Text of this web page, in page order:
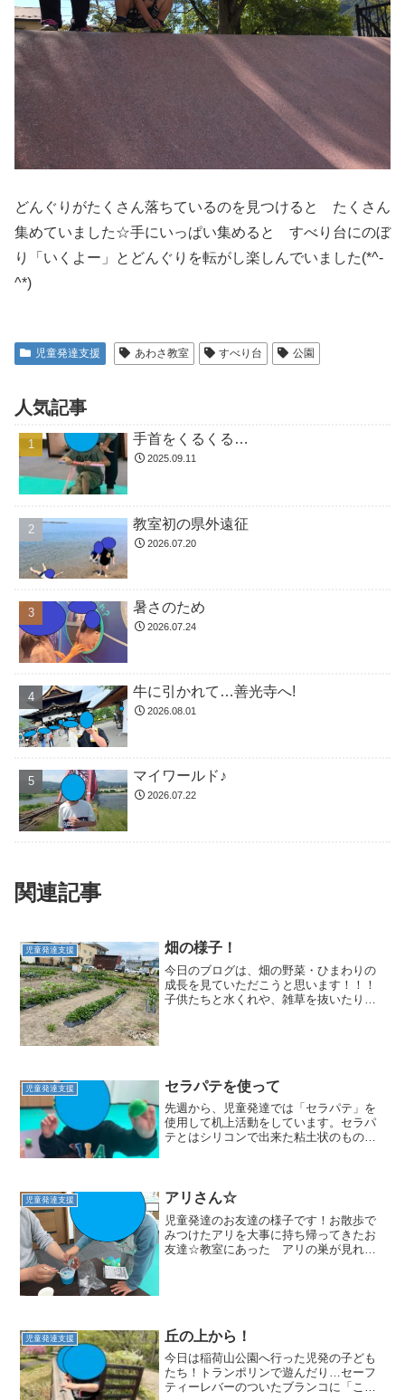
どんぐりがたくさん落ちているのを見つけると たくさん
集めていました☆手にいっぱい集めると すべり台にのぼ
り「いくよー」とどんぐりを転がし楽しんでいました(*^-
^*)
児童発達支援 あわさ教室 すべり台 公園
人気記事
手首をくるくる…
2025.09.11
教室初の県外遠征
2026.07.20
暑さのため
2026.07.24
牛に引かれて…善光寺へ!
2026.08.01
マイワールド♪
2026.07.22
関連記事
児童発達支援 畑の様子！
今日のブログは、畑の野菜・ひまわりの
成長を見ていただこうと思います！！！
子供たちと水くれや、雑草を抜いたりし
児童発達支援 セラパテを使って
先週から、児童発達では「セラパテ」を
使用して机上活動をしています。セラパ
テとはシリコンで出来た粘土状のもの。
もたちは初めて触れる感覚...
児童発達支援 アリさん☆
児童発達のお友達の様子です！お散歩で
みつけたアリを大事に持ち帰ってきたお
友達☆教室にあった アリの巣が見れる
児童発達支援 丘の上から！
今日は稲荷山公園へ行った児発の子ども
たち！トランポリンで遊んだり…セーフ
ティーレバーのついたブランコに「こわ